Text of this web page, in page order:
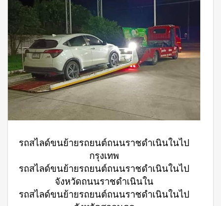
รถสไลด์ขนย้ายรถยนต์ถนนราชดำเนินในไป
กรุงเทพ
รถสไลด์ขนย้ายรถยนต์ถนนราชดำเนินในไป
จังหวัดถนนราชดำเนินใน
รถสไลด์ขนย้ายรถยนต์ถนนราชดำเนินในไป